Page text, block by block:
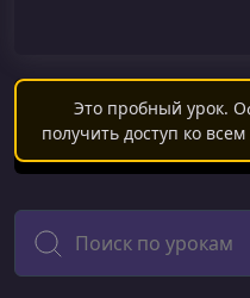
Это пробный урок.
получить доступ ко
Поиск